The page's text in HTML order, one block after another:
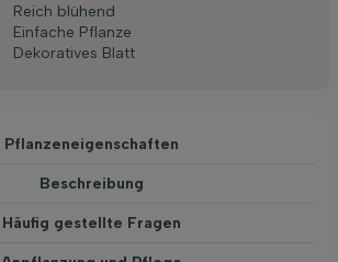
Reich blühend
Einfache Pflanze
Dekoratives Blatt
Pflanzeneigenschaften
Beschreibung
Häufig gestellte Fragen